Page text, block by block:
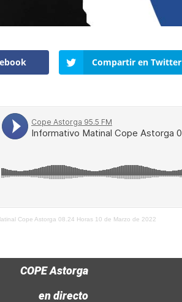
Compartir en Twitter
Cope Astorga 08.24 Horas 10 de Marzo de 2022
COPE Astorga
en directo